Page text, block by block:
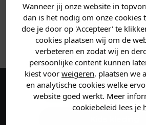
Wanneer jij onze website in
dan is het nodig om onze cookies
doe je door op 'Accepteer' te
cookies plaatsen wij om de
verbeteren en zodat wij en
persoonlijke content kunnen
kiest voor weigeren, plaatsen we
en analytische cookies welke
website goed werkt. Meer
cookiebeleid lees je
MATERIAAL &
ANDERE BESTELDEN OOK
Maak een account aan
korting op je eerste
Vertel ons waar
zoek bent. 👇
Heren kleding
Dames kleding